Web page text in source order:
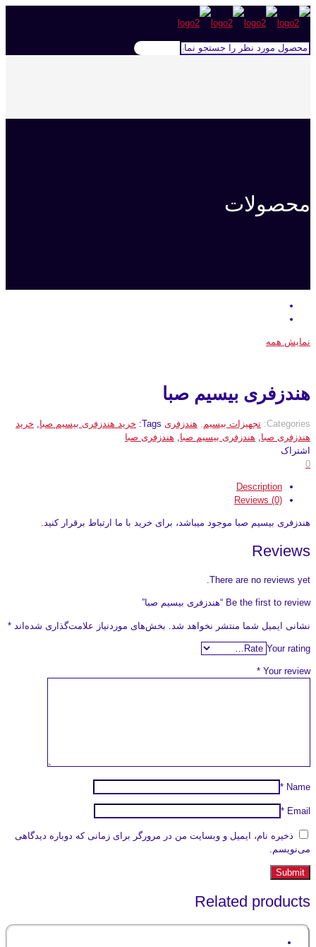
محصولات
نمایش همه
هندزفری بیسیم صبا
Categories: تجهیزات بیسیم هندزفری Tags: خرید هندزفری بیسیم صبا
خرید
هندزفری صبا
هندزفری بیسیم صبا
هندزفری صبا
اشتراک
0
Description
Reviews (0)
هندزفری بیسیم صبا موجود میباشد، برای خرید با ما ارتباط برقرار کنید.
Reviews
There are no reviews yet.
Be the first to review “هندزفری بیسیم صبا”
نشانی ایمیل شما منتشر نخواهد شد. بخش‌های موردنیاز علامت‌گذاری شده‌اند *
Your rating
Your review
*
Name
*
Email
*
ذخیره نام، ایمیل و وبسایت من در مرورگر برای زمانی که دوباره دیدگاهی
می‌نویسم.
Related products